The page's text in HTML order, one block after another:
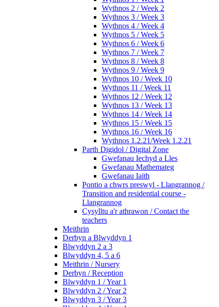
Wythnos 2 / Week 2
Wythnos 3 / Week 3
Wythnos 4 / Week 4
Wythnos 5 / Week 5
Wythnos 6 / Week 6
Wythnos 7 / Week 7
Wythnos 8 / Week 8
Wythnos 9 / Week 9
Wythnos 10 / Week 10
Wythnos 11 / Week 11
Wythnos 12 / Week 12
Wythnos 13 / Week 13
Wythnos 14 / Week 14
Wythnos 15 / Week 15
Wythnos 16 / Week 16
Wythnos 1.2.21/Week 1.2.21
Parth Digidol / Digital Zone
Gwefanau Iechyd a Lles
Gwefanau Mathemateg
Gwefanau Iaith
Pontio a chwrs preswyl - Llangrannog /
Transition and residential course -
Llangrannog
Cysylltu a'r athrawon / Contact the
teachers
Meithrin
Derbyn a Blwyddyn 1
Blwyddyn 2 a 3
Blwyddyn 4, 5 a 6
Meithrin / Nursery
Derbyn / Reception
Blwyddyn 1 / Year 1
Blwyddyn 2 / Year 2
Blwyddyn 3 / Year 3